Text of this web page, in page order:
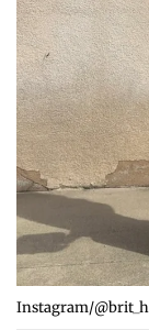
Instagram/